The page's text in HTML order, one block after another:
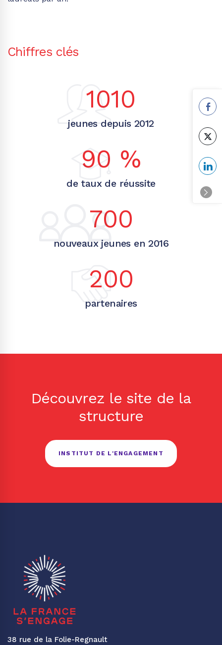
Chiffres clés
1010
jeunes depuis 2012
90 %
de taux de réussite
700
nouveaux jeunes en 2016
200
partenaires
Découvrez le site de la
structure
INSTITUT DE L'ENGAGEMENT
38 rue de la Folie-Regnault